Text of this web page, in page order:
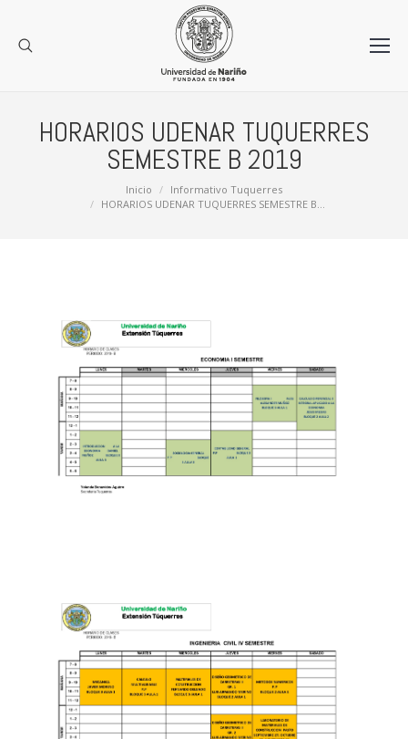
HORARIOS UDENAR TUQUERRES
SEMESTRE B 2019
Inicio
Informativo Tuquerres
HORARIOS UDENAR TUQUERRES SEMESTRE B…